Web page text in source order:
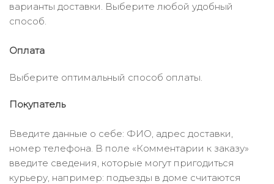
варианты доставки. Выберите любой удобный
способ.
Оплата
Выберите оптимальный способ оплаты.
Покупатель
Введите данные о себе: ФИО, адрес доставки,
номер телефона. В поле «Комментарии к заказу»
введите сведения, которые могут пригодиться
курьеру, например: подъезды в доме считаются